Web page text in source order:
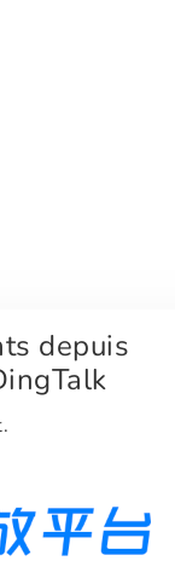
depuis